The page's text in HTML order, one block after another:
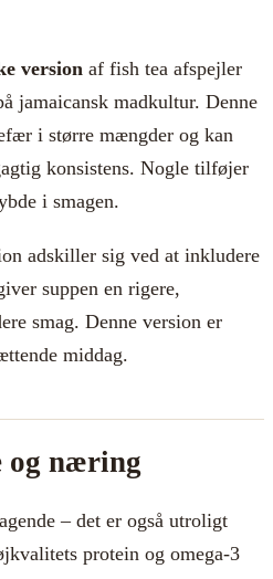
version af fish tea afspejler
jamaicansk madkultur. Denne
i større mængder og kan
konsistens. Nogle tilføjer
i smagen.
adskiller sig ved at inkludere
suppen en rigere,
smag. Denne version er
middag.
og næring
– det er også utroligt
protein og omega-3